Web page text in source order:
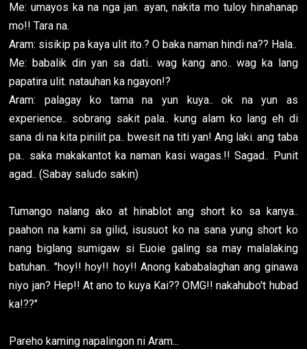
Me: umayos ka na nga jan. ayan, nakita mo tuloy hinahanap
mo!! Tara na.
Aram: sisikip pa kaya ulit ito.? O baka naman hindi na?? Hala..
Me: babalik din yan sa dati.. wag kang ano.. wag ka lang
papatira ulit. natauhan ka ngayon!?
Aram: palagay ko tama na yun kuya.. ok na yun as
experience.. sobrang sakit pala.. kung alam ko lang eh di
sana di na kita pinilit pa.. bwesit na titi yan! Ang laki. ang taba
pa.. saka makakantot ka naman kasi wagas.!! Sagad.. Punit
agad.. (Sabay saludo sakin)
Tumango nalang ako at hinablot ang short ko sa kanya..
paahon na kami sa gilid, isusuot ko na sana yung short ko
nang biglang sumigaw si Euoie galing sa may malalaking
batuhan.. "hoy!! hoy!! hoy!! Anong kababalaghan ang ginawa
niyo jan? Hep!! At ano to kuya Kai?? OMG!! nakahubo't hubad
ka!??"
Pareho kaming napalingon ni Aram...